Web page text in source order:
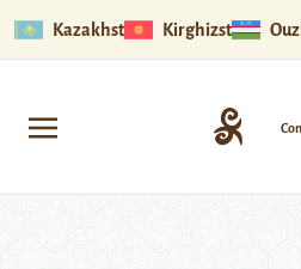
Kazakhstan Kirghizstan